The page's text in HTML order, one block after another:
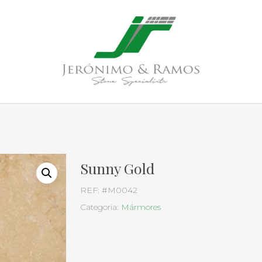
Sunny Gold
REF: #M0042
Categoria: Mármores